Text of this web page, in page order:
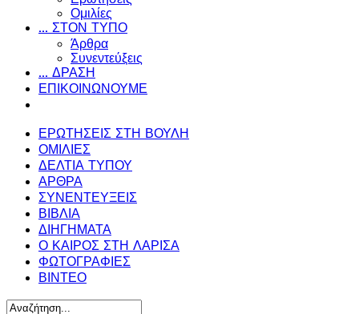
Ομιλίες
... ΣΤΟΝ ΤΥΠΟ
Άρθρα
Συνεντεύξεις
... ΔΡΑΣΗ
ΕΠΙΚΟΙΝΩΝΟΥΜΕ
ΕΡΩΤΗΣΕΙΣ ΣΤΗ ΒΟΥΛΗ
ΟΜΙΛΙΕΣ
ΔΕΛΤΙΑ ΤΥΠΟΥ
ΑΡΘΡΑ
ΣΥΝΕΝΤΕΥΞΕΙΣ
ΒΙΒΛΙΑ
ΔΙΗΓΗΜΑΤΑ
Ο ΚΑΙΡΟΣ ΣΤΗ ΛΑΡΙΣΑ
ΦΩΤΟΓΡΑΦΙΕΣ
ΒΙΝΤΕΟ